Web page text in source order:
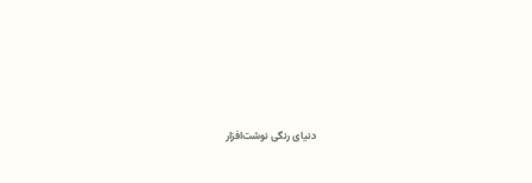
دنیای رنگی نوشت‌افزار